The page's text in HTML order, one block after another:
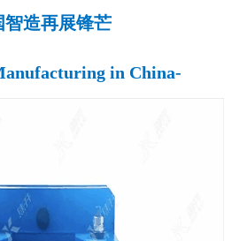
智造再展锋芒
in China-